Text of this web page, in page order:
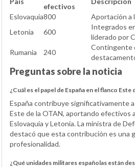
efectivos
Eslovaquia800
Aportación a
Letonia
600
Integrados
liderado por
Rumania
240
Contingente
Preguntas sobre la noticia
¿Cuál es el papel de España en el flanco Este
España contribuye significativamente
Este de la OTAN, aportando efectivos
Eslovaquia y Letonia. La ministra de
destacó que esta contribución es una
profesionalidad.
¿Qué unidades militares españolas están